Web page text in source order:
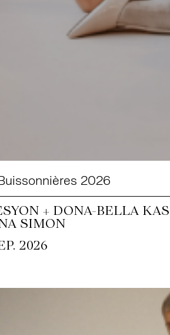
2026
+ DONA-BELLA
SIMON
2026